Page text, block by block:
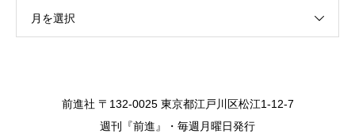
月を選択
前進社 〒132-0025 東京都江戸川区松江1-12-7
週刊『前進』・毎週月曜日発行